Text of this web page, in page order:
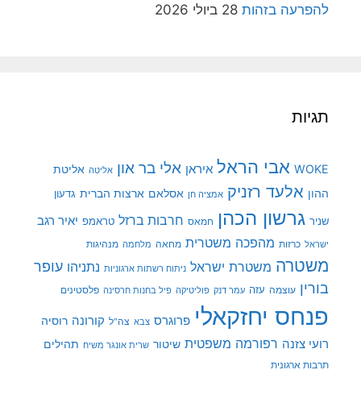
להפרעה בזהות 28 ביולי 2026
תגיות
WOKE אבי הראל איראן אלי בר און אליטה אליטת
ההון אלעד רזניק אמציה חן אסלאם ארצות הברית גדעון
שניר גרשון הכהן חמאס חרבות ברזל טראמפ יאיר רגב
ישראל כרזות מהפכה משטרית מחאה מלחמה מנהיגות
משטרה משטרת ישראל ניתוח רשתות ארגוניות נתניהו עופר
בורין עוצמה עזה עמר דנק פוליטיקה פיל בחנות חרסינה פלסטינים
פנחס יחזקאלי פרוגרס צבא צה"ל קורונה רוסיה
רועי צזנה רפורמה משפטית שיטור שרית אונגר משיח תהילים
תרבות ארגונית